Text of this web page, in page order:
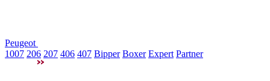
Peugeot
1007 206 207 406 407 Bipper Boxer Expert Partner